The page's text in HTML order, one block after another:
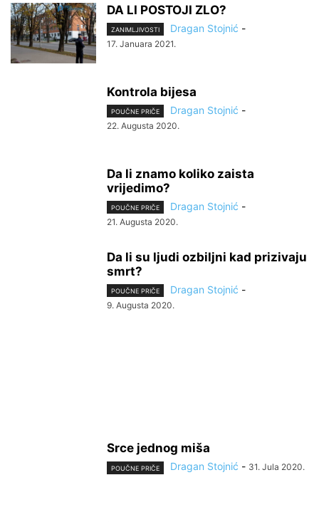
DA LI POSTOJI ZLO?
ZANIMLJIVOSTI Dragan Stojnić -
17. Januara 2021.
Kontrola bijesa
POUČNE PRIČE Dragan Stojnić -
22. Augusta 2020.
Da li znamo koliko zaista
vrijedimo?
POUČNE PRIČE Dragan Stojnić -
21. Augusta 2020.
Da li su ljudi ozbiljni kad prizivaju
smrt?
POUČNE PRIČE Dragan Stojnić -
9. Augusta 2020.
Srce jednog miša
POUČNE PRIČE Dragan Stojnić - 31. Jula 2020.